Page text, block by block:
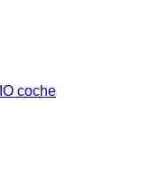
coche